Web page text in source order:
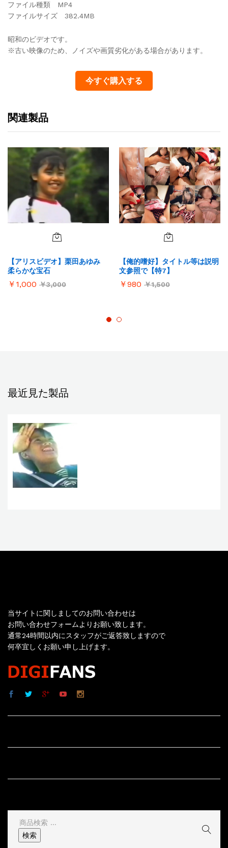
ま
ま
quantity
ファイル種類 MP4
ファイルサイズ 382.4MB
昭和のビデオです。
※古い映像のため、ノイズや画質劣化がある場合があります。
今すぐ購入する
関連製品
【アリスビデオ】栗田あゆみ
柔らかな宝石
￥ 1,000 ￥3,000
【俺的嗜好】タイトル等は説明
文参照で【特7】
￥980 ￥1,500
最近見た製品
当サイトに関しましてのお問い合わせは
お問い合わせフォームよりお願い致します。
通常24時間以内にスタッフがご返答致しますので
何卒宜しくお願い申し上げます。
検
索
結
検索